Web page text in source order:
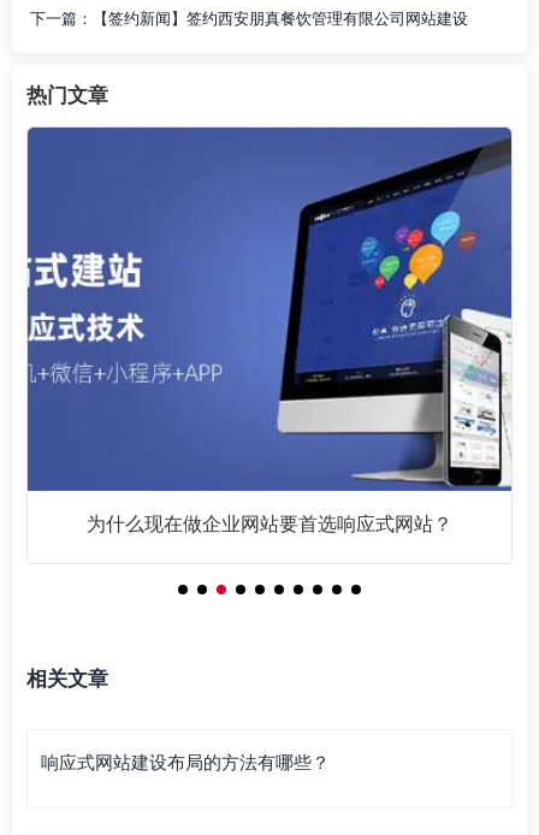
下一篇：
【签约新闻】签约西安朋真餐饮管理有限公司网站建设
热门文章
为什么现在做企业网站要首选响应式网站？
相关文章
响应式网站建设布局的方法有哪些？